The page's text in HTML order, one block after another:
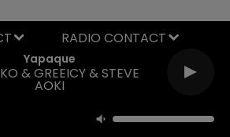
Yapaque
& GREEICY & STEVE
AOKI
RADIO CONTACT